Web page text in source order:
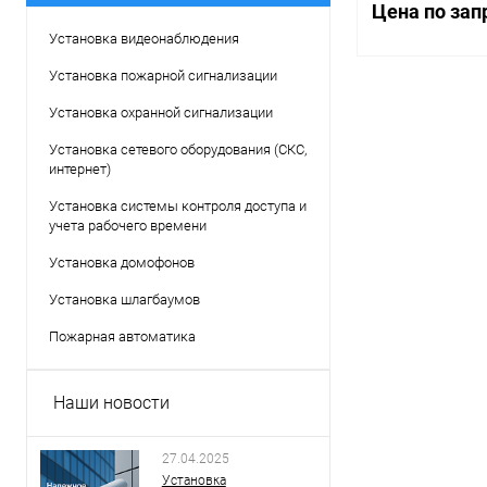
Установка видеонаблюдения
Установка пожарной сигнализации
Установка охранной сигнализации
Установка сетевого оборудования (СКС,
интернет)
Установка системы контроля доступа и
учета рабочего времени
Установка домофонов
Установка шлагбаумов
Пожарная автоматика
Наши новости
27.04.2025
Установка
Цена по